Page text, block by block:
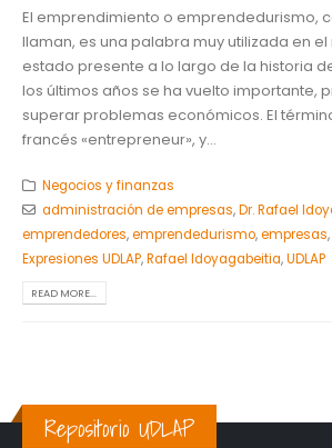
El emprendimiento o emprendedurismo,
llaman, es una palabra muy utilizada en
estado presente a lo largo de la historia
los últimos años se ha vuelto importante,
superar problemas económicos. El
francés «entrepreneur», y...
Negocios y finanzas
administración de empresas,Dr. Rafael
emprendedores,emprendedurismo,empresas,
Expresiones UDLAP,Rafael Idoyagabeitia,UDLAP
READ MORE...
Repositorio UDLAP